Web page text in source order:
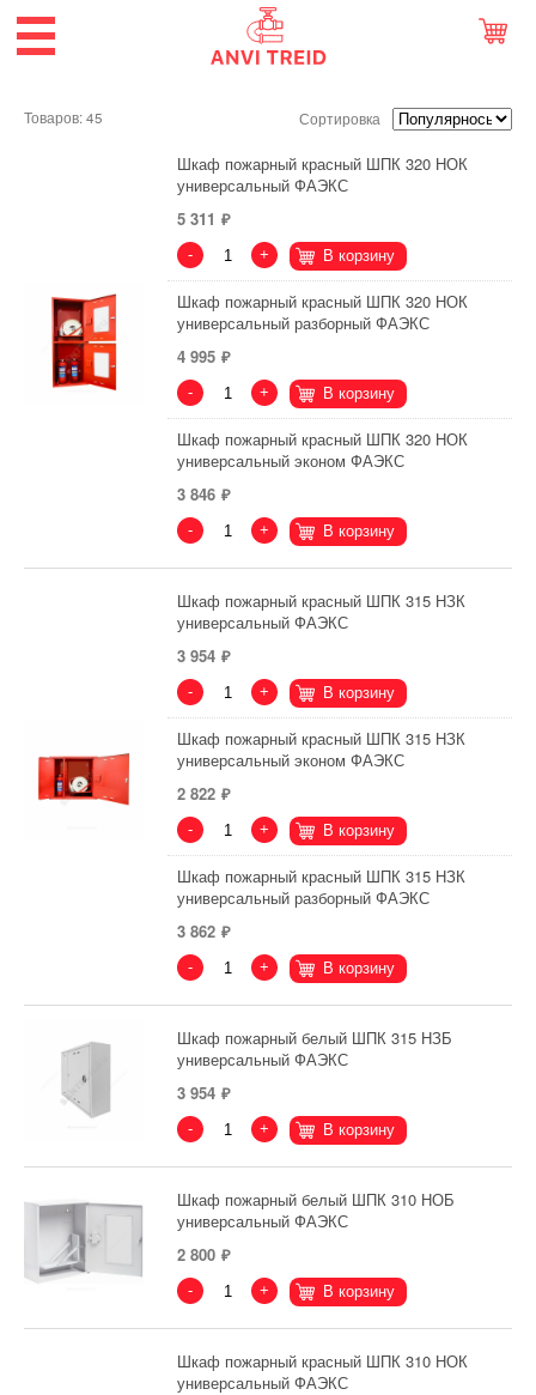
Товаров: 45 Сортировка
Шкаф пожарный красный ШПК 320 НОК
универсальный ФАЭКС
5 311
- + В корзину
Шкаф пожарный красный ШПК 320 НОК
универсальный разборный ФАЭКС
4 995
- + В корзину
Шкаф пожарный красный ШПК 320 НОК
универсальный эконом ФАЭКС
3 846
- + В корзину
Шкаф пожарный красный ШПК 315 НЗК
универсальный ФАЭКС
3 954
- + В корзину
Шкаф пожарный красный ШПК 315 НЗК
универсальный эконом ФАЭКС
2 822
- + В корзину
Шкаф пожарный красный ШПК 315 НЗК
универсальный разборный ФАЭКС
3 862
- + В корзину
Шкаф пожарный белый ШПК 315 НЗБ
универсальный ФАЭКС
3 954
- + В корзину
Шкаф пожарный белый ШПК 310 НОБ
универсальный ФАЭКС
2 800
- + В корзину
Шкаф пожарный красный ШПК 310 НОК
универсальный ФАЭКС